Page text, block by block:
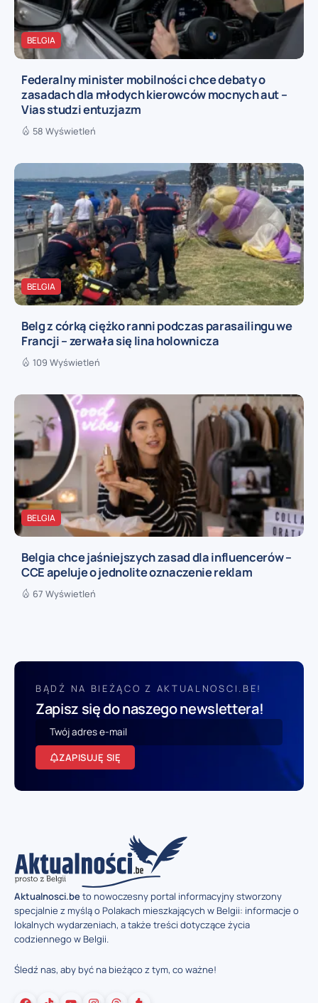
BELGIA
Federalny minister mobilności chce debaty o
zasadach dla młodych kierowców mocnych aut –
Vias studzi entuzjazm
58 Wyświetleń
BELGIA
Belg z córką ciężko ranni podczas parasailingu we
Francji – zerwała się lina holownicza
109 Wyświetleń
BELGIA
Belgia chce jaśniejszych zasad dla influencerów –
CCE apeluje o jednolite oznaczenie reklam
67 Wyświetleń
BĄDŹ NA BIEŻĄCO Z AKTUALNOSCI.BE!
Zapisz się do naszego newslettera!
ZAPISUJĘ SIĘ
Aktualnosci.beto nowoczesny portal informacyjny stworzony
specjalnie z myślą o Polakach mieszkających w Belgii: informacje o
lokalnych wydarzeniach, a także treści dotyczące życia
codziennego w Belgii.
Śledź nas, aby być na bieżąco z tym, co ważne!